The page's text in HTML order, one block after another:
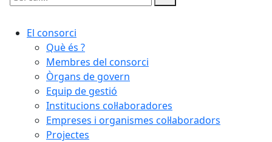
Cercar:
El consorci
Què és ?
Membres del consorci
Òrgans de govern
Equip de gestió
Institucions col·laboradores
Empreses i organismes col·laboradors
Projectes